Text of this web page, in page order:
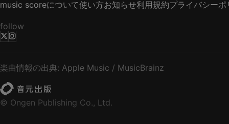
music scoreについて使い方お知らせ利用規約プライバシーポ
follow
楽曲情報の出典: Apple Music / MusicBrainz
© Ongen Publishing Co., Ltd.